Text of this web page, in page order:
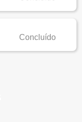
Concluído